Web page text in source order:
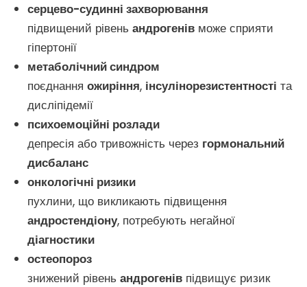
серцево-судинні захворювання
підвищений рівень андрогенів може сприяти
гіпертонії
метаболічний синдром
поєднання ожиріння, інсулінорезистентності та
дисліпідемії
психоемоційні розлади
депресія або тривожність через гормональний
дисбаланс
онкологічні ризики
пухлини, що викликають підвищення
андростендіону, потребують негайної
діагностики
остеопороз
знижений рівень андрогенів підвищує ризик